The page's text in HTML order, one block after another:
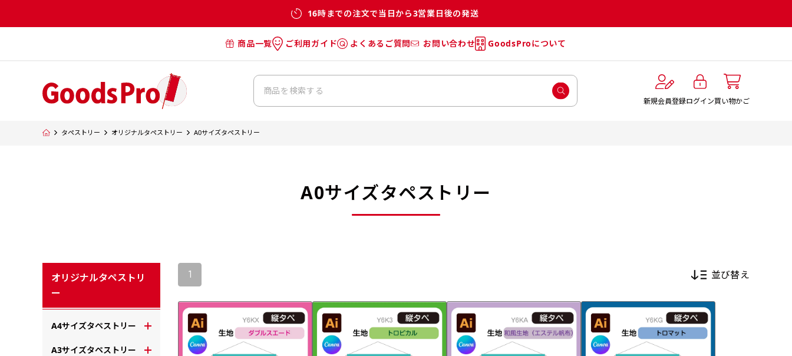
16時までの注文で当日から3営業日後の発送
商品一覧
オリジナルのぼり
オリジナルタオル
横断幕・懸垂幕
ご利用ガイド
のぼりのご利用ガイド
Tシャツのご利用ガイド
よくあるご質問
のぼりのよくあるご質問
お問い合わせ GoodsProについて
新規会員登録ログイン買い物かご
タペストリー オリジナルタペストリー A0サイズタペストリー
A0サイズタペストリー
オリジナルタペストリ
ー
A4サイズタペストリー
A3サイズタペストリー
1 並び替え
新着順
価格が安い順